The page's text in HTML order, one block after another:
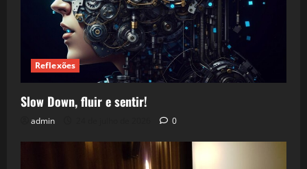
Reflexões
Slow Down, fluir e sentir!
admin 0